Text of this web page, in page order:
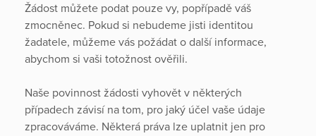
Žádost můžete podat pouze vy, popřípadě váš
zmocněnec. Pokud si nebudeme jisti identitou
žadatele, můžeme vás požádat o další informace,
abychom si vaši totožnost ověřili.
Naše povinnost žádosti vyhovět v některých
případech závisí na tom, pro jaký účel vaše údaje
zpracováváme. Některá práva lze uplatnit jen pro